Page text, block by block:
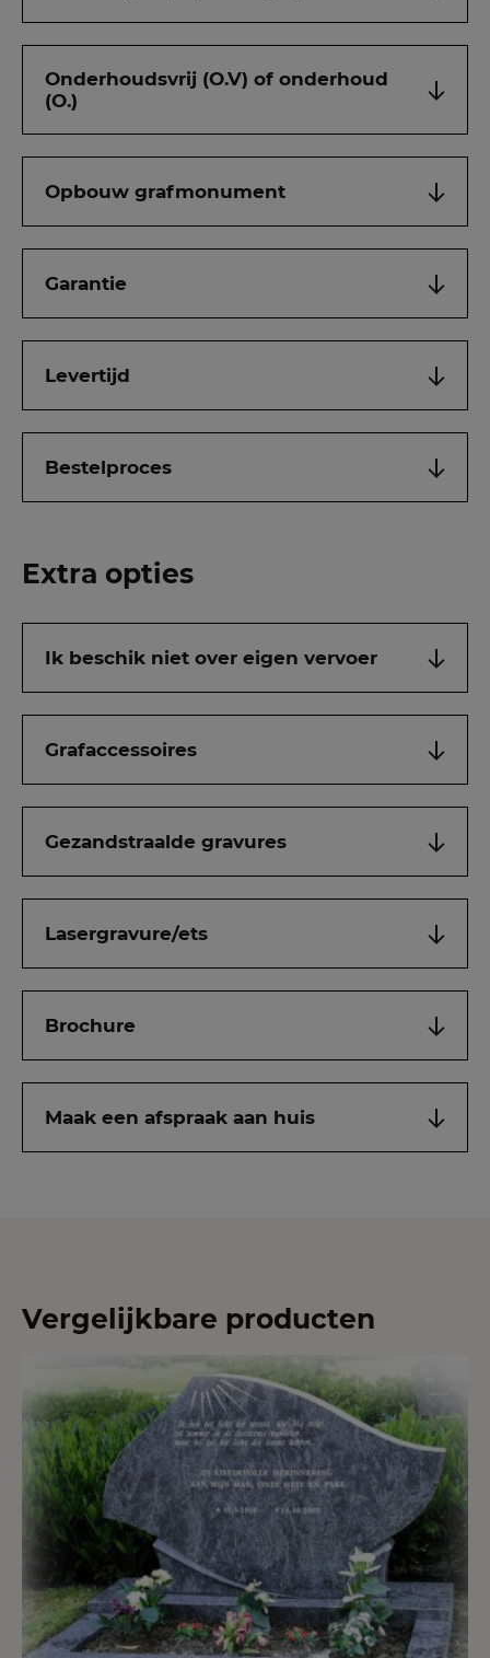
Onderhoudsvrij (O.V) of onderhoud
(O.)
Opbouw grafmonument
Garantie
Levertijd
Bestelproces
Extra opties
Ik beschik niet over eigen vervoer
Grafaccessoires
Gezandstraalde gravures
Lasergravure/ets
Brochure
Maak een afspraak aan huis
Vergelijkbare producten